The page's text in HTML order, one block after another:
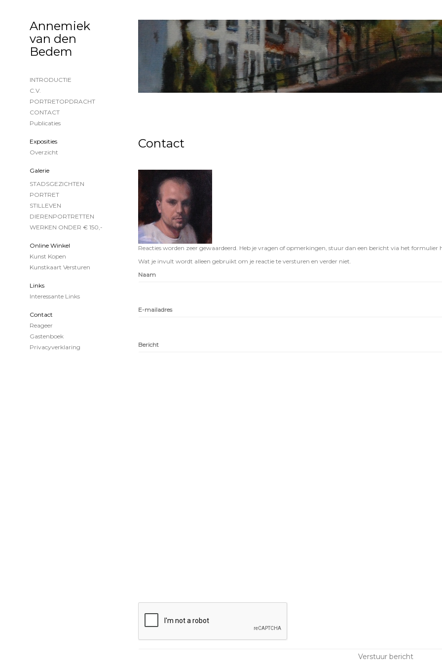
Contact
Reacties worden zeer gewaardeerd. Heb je vragen of opmerkingen, stuur dan een bericht via het formulier
Wat je invult wordt alleen gebruikt om je reactie te versturen en verder niet.
Naam
E-mailadres
Bericht
Annemiek
van den
Bedem
INTRODUCTIE
C.V.
PORTRETOPDRACHT
CONTACT
Publicaties
Exposities
Overzicht
Galerie
STADSGEZICHTEN
PORTRET
STILLEVEN
DIERENPORTRETTEN
WERKEN ONDER € 150,-
Online Winkel
Kunst Kopen
Kunstkaart Versturen
Links
Interessante Links
Contact
Reageer
Gastenboek
Privacyverklaring